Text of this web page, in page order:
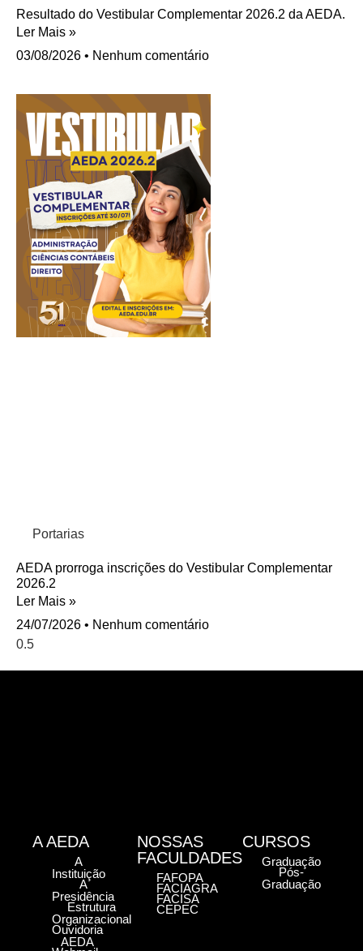
Resultado do Vestibular Complementar 2026.2 da AEDA.
Ler Mais »
03/08/2026
Nenhum comentário
Portarias
AEDA prorroga inscrições do Vestibular Complementar
2026.2
Ler Mais »
24/07/2026
Nenhum comentário
A AEDA
A
Instituição
A
Presidência
Estrutura
Organizacional
Ouvidoria
AEDA
NOSSAS
FACULDADES
FAFOPA
FACIAGRA
FACISA
CEPEC
CURSOS
Graduação
Pós-
Graduação